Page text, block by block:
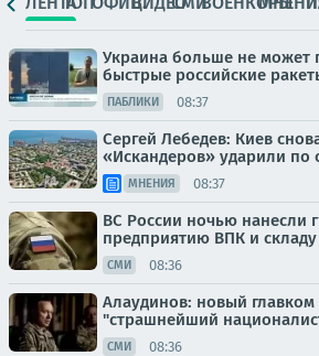
Украина больше не может
быстрые российские
ПАБЛИКИ 08:37
Сергей Лебедев: Киев
«Искандеров» ударили по
МНЕНИЯ 08:37
ВС России ночью нанесли
предприятию ВПК и
СМИ 08:36
Алаудинов: новый
"страшнейший
СМИ 08:36